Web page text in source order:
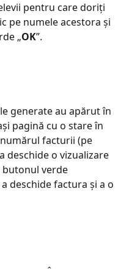
pentru care doriți
pe numele acestora și
„OK”.
generate au apărut în
pagină cu o stare în
facturii (pe
deschide o vizualizare
butonul verde
deschide factura și a o